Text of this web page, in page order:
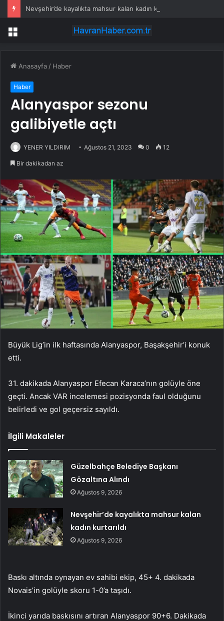
Nevşehir’de kayalıkta mahsur kalan kadın kurtarıldı
Menü
Anasayfa / Haber
Haber
Alanyaspor sezonu
galibiyetle açtı
YENER YILDIRIM Ağustos 21, 2023 0 12
Bir dakikadan az
Büyük Lig’in ilk haftasında Alanyaspor, Başakşehir’i konuk
etti.
31. dakikada Alanyaspor Efecan Karaca’nın golüyle öne
geçti. Ancak VAR incelemesi pozisyonda faul olduğunu
belirledi ve gol geçersiz sayıldı.
İlgili Makaleler
Güzelbahçe Belediye Başkanı
Gözaltına Alındı
Ağustos 9, 2026
Nevşehir’de kayalıkta mahsur kalan
kadın kurtarıldı
Ağustos 9, 2026
Baskı altında oynayan ev sahibi ekip, 45+ 4. dakikada
Novais’in golüyle skoru 1-0’a taşıdı.
İkinci yarıda baskısını artıran Alanyaspor 90+6. Dakikada